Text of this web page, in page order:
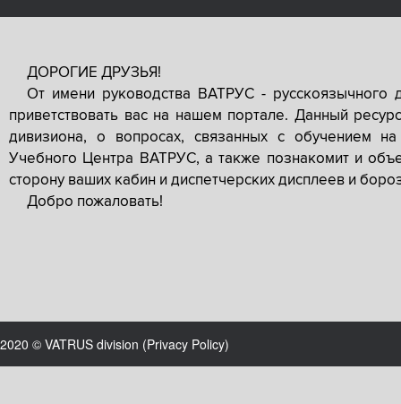
ДОРОГИЕ ДРУЗЬЯ!
От имени руководства ВАТРУС -
приветствовать вас на нашем портале. Данный
дивизиона, о вопросах, связанных с обучением
Учебного Центра ВАТРУС, а также познакомит и
сторону ваших кабин и диспетчерских дисплеев и
Добро пожаловать!
2020 © VATRUS division (Privacy Policy)